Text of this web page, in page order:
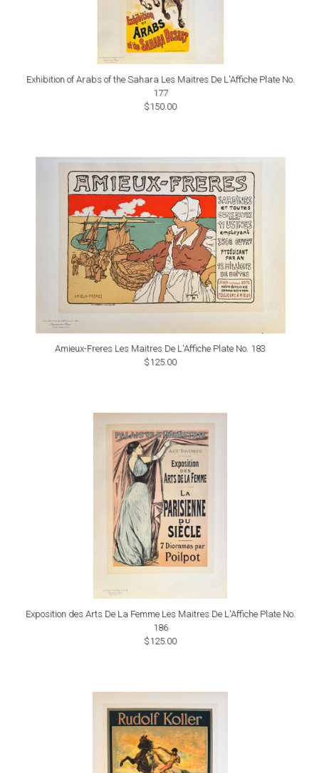
Exhibition of Arabs of the Sahara Les Maitres De L'Affiche Plate No.
177
$150.00
Amieux-Freres Les Maitres De L'Affiche Plate No. 183
$125.00
Exposition des Arts De La Femme Les Maitres De L'Affiche Plate No.
186
$125.00